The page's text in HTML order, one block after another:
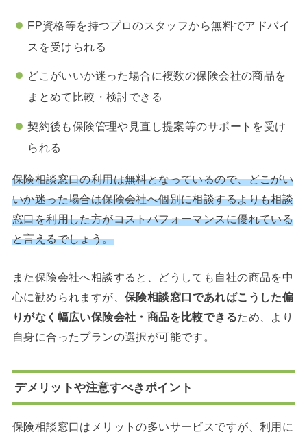
FP資格等を持つプロのスタッフから無料でアドバイ
スを受けられる
どこがいいか迷った場合に複数の保険会社の商品を
まとめて比較・検討できる
契約後も保険管理や見直し提案等のサポートを受け
られる
保険相談窓口の利用は無料となっているので、どこがい
いか迷った場合は保険会社へ個別に相談するよりも相談
窓口を利用した方がコストパフォーマンスに優れている
と言えるでしょう。
また保険会社へ相談すると、どうしても自社の商品を中
心に勧められますが、保険相談窓口であればこうした偏
りがなく幅広い保険会社・商品を比較できるため、より
自身に合ったプランの選択が可能です。
デメリットや注意すべきポイント
保険相談窓口はメリットの多いサービスですが、利用に